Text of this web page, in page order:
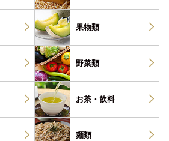
果物類
野菜類
お茶・ 飲料
麺類